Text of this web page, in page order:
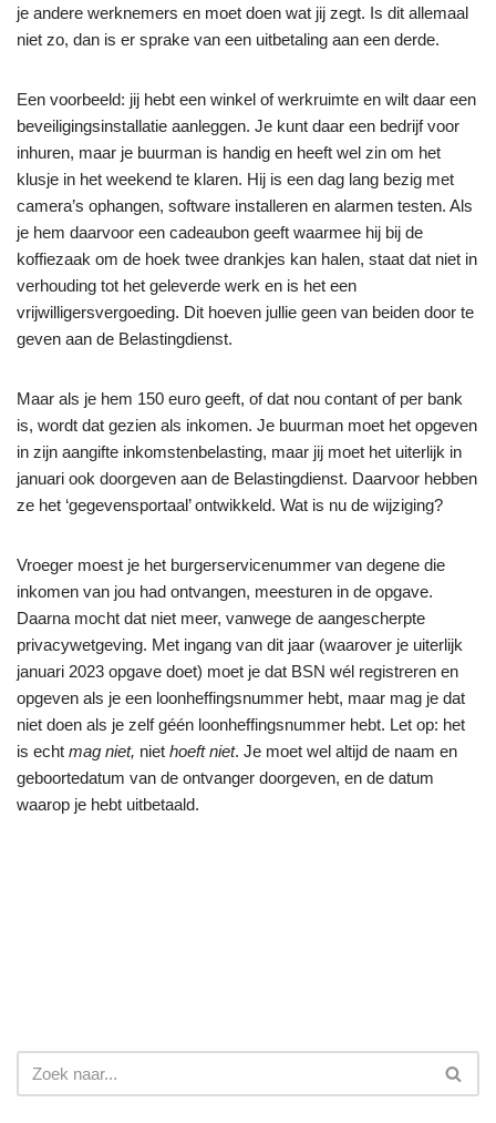
je andere werknemers en moet doen wat jij zegt. Is dit allemaal
niet zo, dan is er sprake van een uitbetaling aan een derde.
Een voorbeeld: jij hebt een winkel of werkruimte en wilt daar een
beveiligingsinstallatie aanleggen. Je kunt daar een bedrijf voor
inhuren, maar je buurman is handig en heeft wel zin om het
klusje in het weekend te klaren. Hij is een dag lang bezig met
camera’s ophangen, software installeren en alarmen testen. Als
je hem daarvoor een cadeaubon geeft waarmee hij bij de
koffiezaak om de hoek twee drankjes kan halen, staat dat niet in
verhouding tot het geleverde werk en is het een
vrijwilligersvergoeding. Dit hoeven jullie geen van beiden door te
geven aan de Belastingdienst.
Maar als je hem 150 euro geeft, of dat nou contant of per bank
is, wordt dat gezien als inkomen. Je buurman moet het opgeven
in zijn aangifte inkomstenbelasting, maar jij moet het uiterlijk in
januari ook doorgeven aan de Belastingdienst. Daarvoor hebben
ze het ‘gegevensportaal’ ontwikkeld. Wat is nu de wijziging?
Vroeger moest je het burgerservicenummer van degene die
inkomen van jou had ontvangen, meesturen in de opgave.
Daarna mocht dat niet meer, vanwege de aangescherpte
privacywetgeving. Met ingang van dit jaar (waarover je uiterlijk
januari 2023 opgave doet) moet je dat BSN wél registreren en
opgeven als je een loonheffingsnummer hebt, maar mag je dat
niet doen als je zelf géén loonheffingsnummer hebt. Let op: het
is echt mag niet, niet hoeft niet. Je moet wel altijd de naam en
geboortedatum van de ontvanger doorgeven, en de datum
waarop je hebt uitbetaald.